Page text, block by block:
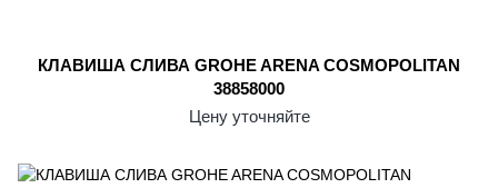
КЛАВИША СЛИВА GROHE ARENA COSMOPOLITAN
38858000
Цену уточняйте